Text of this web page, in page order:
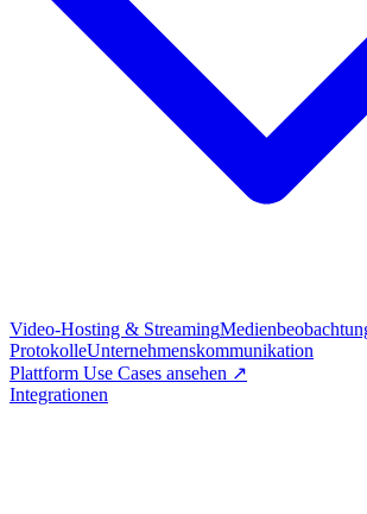
Video-Hosting & Streaming
ProtokolleUnternehmenskommunikation
Plattform Use Cases ansehen ↗
Integrationen